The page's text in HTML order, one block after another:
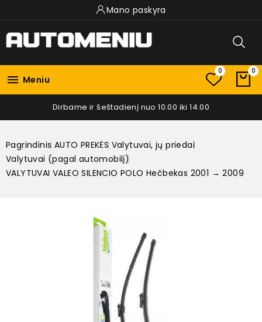
Mano paskyra
 Meniu
0 0
Dirbame ir šeštadienį nuo 10.00 iki 14.00
Pagrindinis AUTO PREKĖS Valytuvai, jų priedai
Valytuvai (pagal automobilį)
VALYTUVAI VALEO SILENCIO POLO Hečbekas 2001 → 2009